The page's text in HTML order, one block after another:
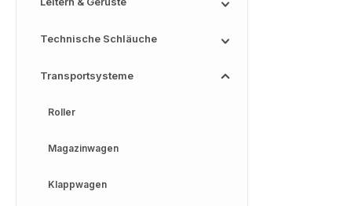
Technische Schläuche
Transportsysteme
Roller
Magazinwagen
Klappwagen